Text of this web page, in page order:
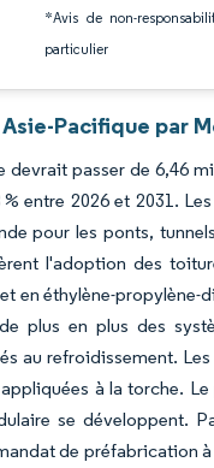
*Avis de non-
particulier
Pacifique par
passer de 6,46
entre 2026 et 2031.
pour les ponts,
l'adoption des
éthylène-propylène-
plus en plus des
au refroidissement.
à la torche.
se développent.
de préfabrication